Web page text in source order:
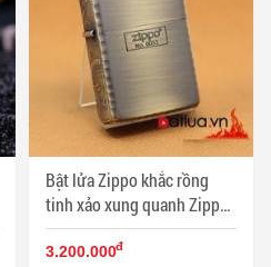
Bật lửa Zippo khắc rồng
tinh xảo xung quanh Zippo
phiên bản đông cổ giới hạn
- Mã SP: BL03188
3.200.000đ